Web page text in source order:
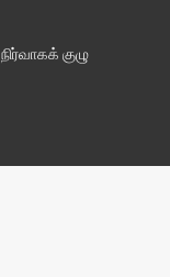
நிர்வாகக் குழு